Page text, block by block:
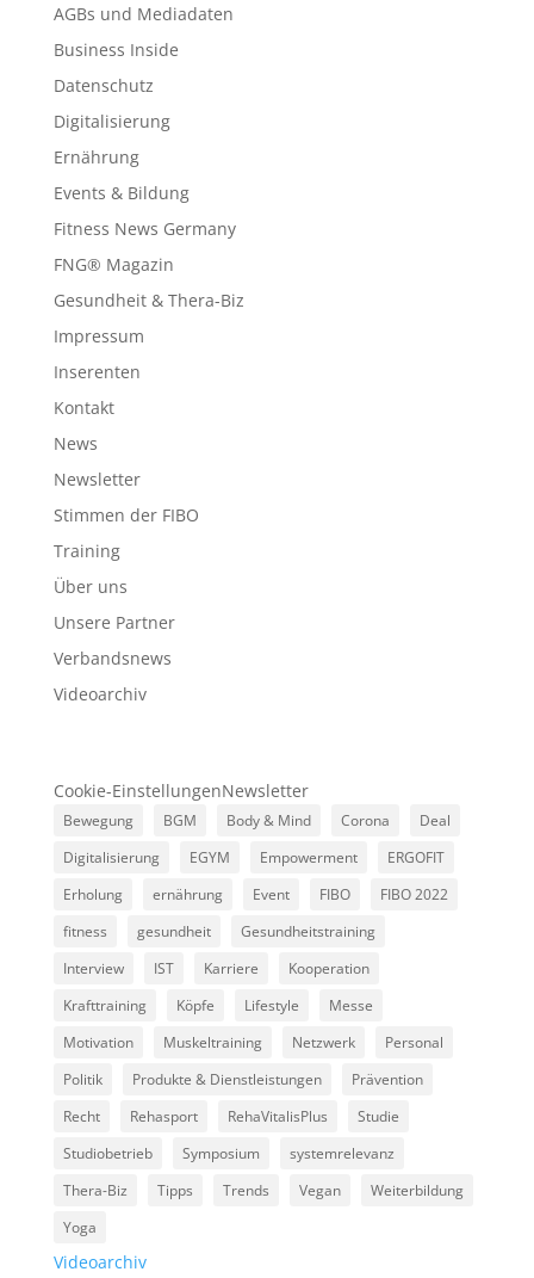
AGBs und Mediadaten
Business Inside
Datenschutz
Digitalisierung
Ernährung
Events & Bildung
Fitness News Germany
FNG® Magazin
Gesundheit & Thera-Biz
Impressum
Inserenten
Kontakt
News
Newsletter
Stimmen der FIBO
Training
Über uns
Unsere Partner
Verbandsnews
Videoarchiv
Cookie-EinstellungenNewsletter
Bewegung BGM Body & Mind Corona
Deal
Digitalisierung
EGYM Empowerment
ERGOFIT
Erholung
ernährung Event FIBO
FIBO 2022
fitness
gesundheit
Gesundheitstraining
Interview
IST Karriere
Kooperation
Krafttraining
Köpfe Lifestyle
Messe
Motivation
Muskeltraining Netzwerk
Personal
Politik
Produkte & Dienstleistungen
Prävention
Recht
Rehasport RehaVitalisPlus
Studie
Studiobetrieb
Symposium
systemrelevanz
Thera-Biz
Tipps Trends Vegan
Weiterbildung
Yoga
Videoarchiv